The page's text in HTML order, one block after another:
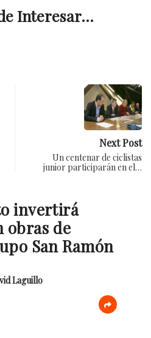
Interesar...
Next Post
Un centenar de ciclistas
junior participarán en el…
invertirá
obras de
San Ramón
Laguillo